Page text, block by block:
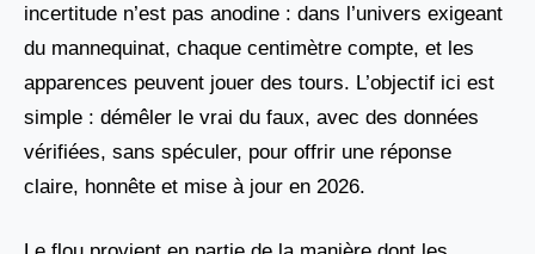
incertitude n’est pas anodine : dans l’univers exigeant
du mannequinat, chaque centimètre compte, et les
apparences peuvent jouer des tours. L’objectif ici est
simple : démêler le vrai du faux, avec des données
vérifiées, sans spéculer, pour offrir une réponse
claire, honnête et mise à jour en 2026.